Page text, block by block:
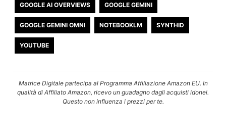
GOOGLE AI OVERVIEWS GOOGLE GEMINI
GOOGLE GEMINI OMNI NOTEBOOKLM SYNTHID
YOUTUBE
Matrice Digitale partecipa al Programma Affiliazione Amazon EU. In
qualità di Affiliato Amazon, ricevo un guadagno dagli acquisti idonei.
Questo non influenza i prezzi per te.